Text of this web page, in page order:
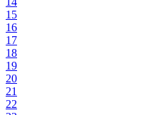
15
16
17
18
19
20
21
22